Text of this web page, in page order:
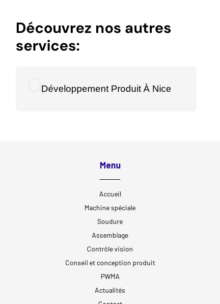
Découvrez nos autres
services:
Développement Produit À Nice
Menu
Accueil
Machine spéciale
Soudure
Assemblage
Contrôle vision
Conseil et conception produit
PWMA
Actualités